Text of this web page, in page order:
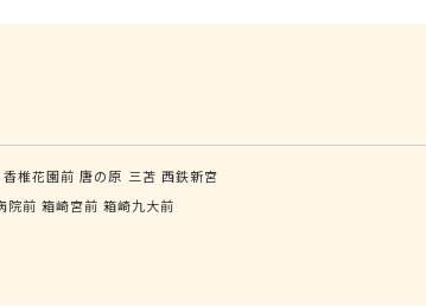
香椎花園前 唐の原 三苫 西鉄新宮
院前 箱崎宮前 箱崎九大前